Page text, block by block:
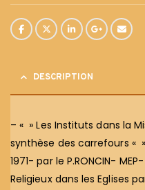
DESCRIPTION
– « » Les Instituts dans la
synthèse des carrefours «
1971- par le P.RONCIN-
Religieux dans les Eglises